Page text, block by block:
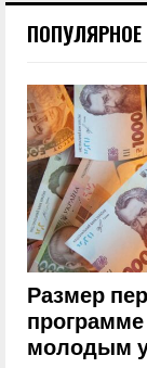
u
m
a
y
u
u
b
e
ПОПУЛЯРНОЕ
Размер
программе
молодым